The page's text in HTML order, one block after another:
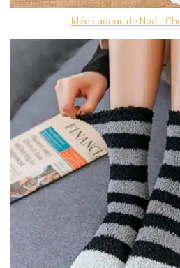
Idée cadeau de Noël :